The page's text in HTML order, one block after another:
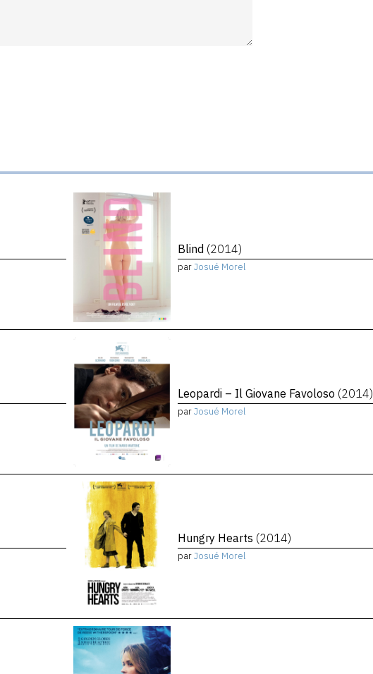
Blind (2014)
parJosué Morel
Leopardi – Il Giovane Favoloso (2014)
parJosué Morel
Hungry Hearts (2014)
parJosué Morel